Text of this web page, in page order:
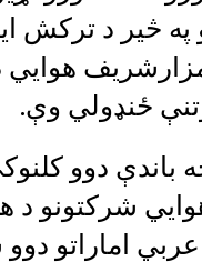
په څیر د ترکش
هوايي
ځنډولي وې.
باندې دوو
هوايي شرکتونو د
اماراتو